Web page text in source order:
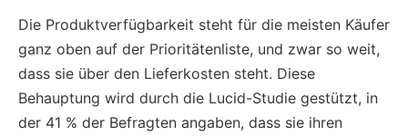
Die Produktverfügbarkeit steht für die meisten Käufer
ganz oben auf der Prioritätenliste, und zwar so weit,
dass sie über den Lieferkosten steht. Diese
Behauptung wird durch die Lucid-Studie gestützt, in
der 41 % der Befragten angaben, dass sie ihren